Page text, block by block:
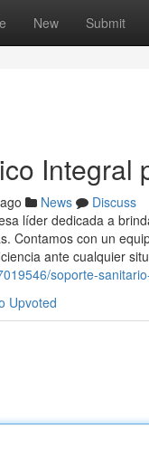
New Submit
Integral
News
Discuss
líder dedicada a
Contamos con un
ante cualquier
soporte-
Upvoted